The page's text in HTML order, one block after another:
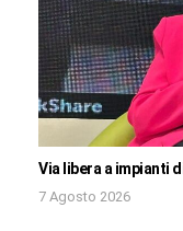
Via libera a impianti
7 Agosto 2026